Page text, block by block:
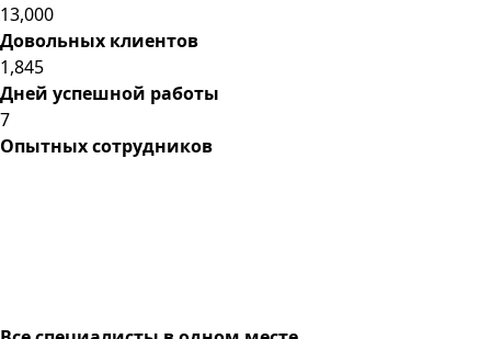
13,000
Довольных клиентов
1,845
Дней успешной работы
7
Опытных сотрудников